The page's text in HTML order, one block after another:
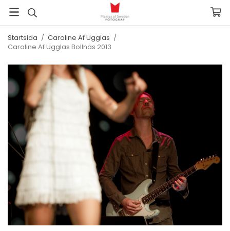
Startsida / Caroline Af Ugglas /
Caroline Af Ugglas Bollnäs 2013